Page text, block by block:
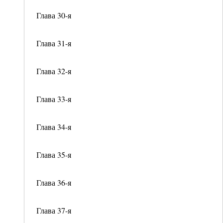
Глава 30-я
Глава 31-я
Глава 32-я
Глава 33-я
Глава 34-я
Глава 35-я
Глава 36-я
Глава 37-я